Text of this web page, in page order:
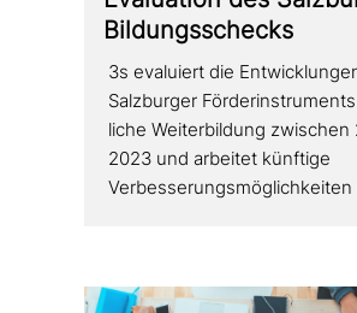
Bildungsschecks
3s evaluiert die
Salzburger
li­che Weiterbildung zwischen
2023 und arbeitet künftige
Verbesserungsmöglichkeiten